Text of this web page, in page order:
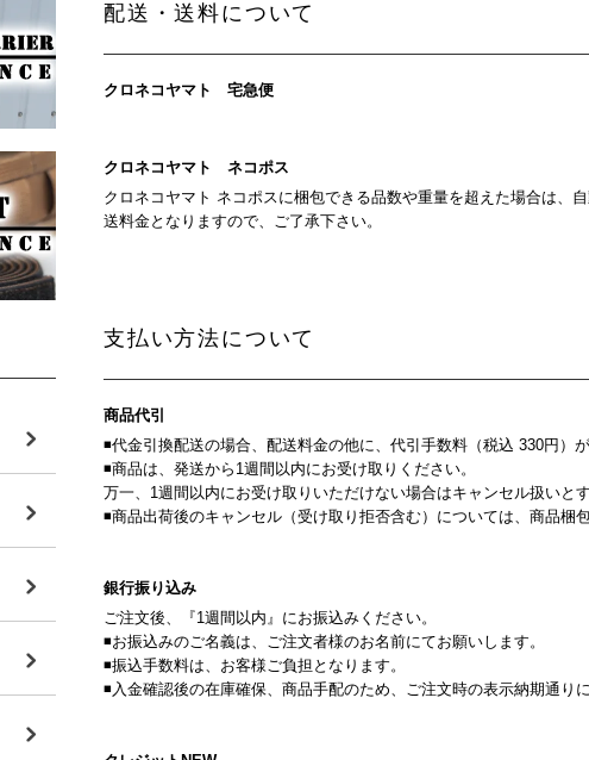
配送・送料について
クロネコヤマト 宅急便
クロネコヤマト ネコポス
クロネコヤマト ネコポスに梱包できる品数や重量を超えた場合は、
送料金となりますので、ご了承下さい。
支払い方法について
商品代引
◾代金引換配送の場合、配送料金の他に、代引手数料（税込 330円）が
◾商品は、発送から1週間以内にお受け取りください。
万一、1週間以内にお受け取りいただけない場合はキャンセル扱いと
◾商品出荷後のキャンセル（受け取り拒否含む）については、商品梱
銀行振り込み
ご注文後、『1週間以内』にお振込みください。
◾お振込みのご名義は、ご注文者様のお名前にてお願いします。
◾振込手数料は、お客様ご負担となります。
◾入金確認後の在庫確保、商品手配のため、ご注文時の表示納期通り